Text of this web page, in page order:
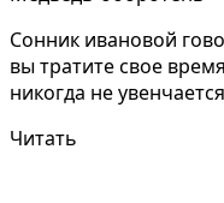
Сонник ивановой говорит, что медведь-оборотень -
вы тратите свое
никогда не
Читать